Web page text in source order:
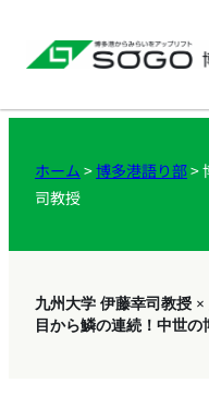
ホーム >博多港語り部>
司教授
九州大学 伊藤幸司教授
目から鱗の連続！中世